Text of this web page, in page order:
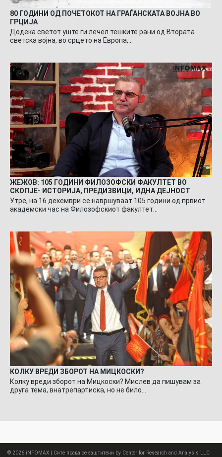
80 ГОДИНИ ОД ПОЧЕТОКОТ НА ГРАЃАНСКАТА ВОЈНА ВО
ГРЦИЈА
Додека светот уште ги лечел тешките рани од Втората
светска војна, во срцето на Европа,…
ЖЕЖОВ: 105 ГОДИНИ ФИЛОЗОФСКИ ФАКУЛТЕТ ВО
СКОПЈЕ- ИСТОРИЈА, ПРЕДИЗВИЦИ, ИДНА ДЕЈНОСТ
Утре, на 16 декември се навршуваат 105 години од првиот
академски час на Филозофскиот факултет…
КОЛКУ ВРЕДИ ЗБОРОТ НА МИЦКОСКИ?
Колку вреди зборот на Мицкоски? Мислев да пишувам за
друга тема, внатрепартиска, но не било…
© 2026 iNFOMAX | Сите права се заштитени by Center for Research and Analysis LLC